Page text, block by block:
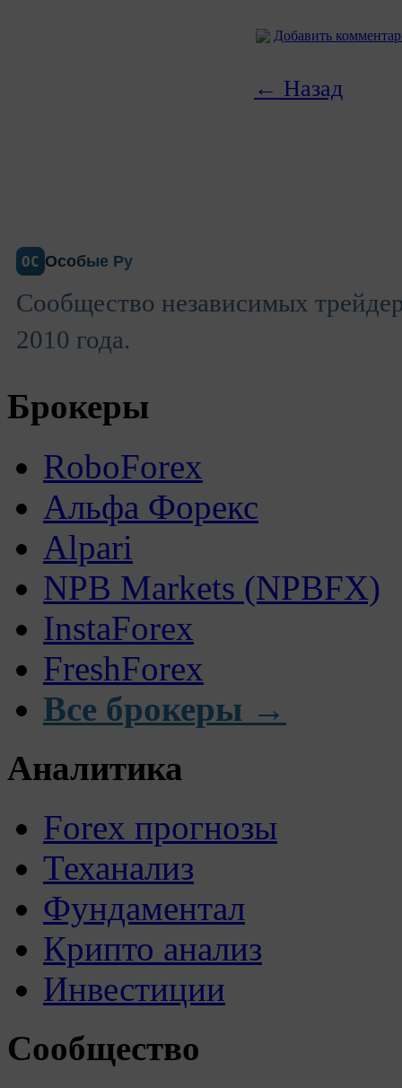
Добавить
← Назад
ОС Особые Ру
Сообщество независимых
2010 года.
Брокеры
RoboForex
Альфа Форекс
Alpari
NPB Markets (NPBFX)
InstaForex
FreshForex
Все брокеры →
Аналитика
Forex прогнозы
Теханализ
Фундаментал
Крипто анализ
Инвестиции
Сообщество